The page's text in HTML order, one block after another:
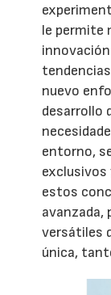
le permite
nuevo
desarrollo
entorno,
exclusivos
estos
avanzada,
versátiles
única,